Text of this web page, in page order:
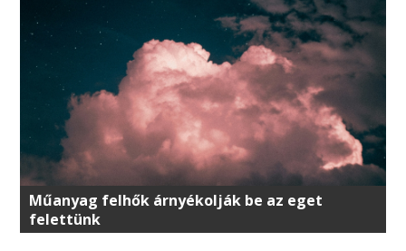
Műanyag felhők árnyékolják be az eget
felettünk